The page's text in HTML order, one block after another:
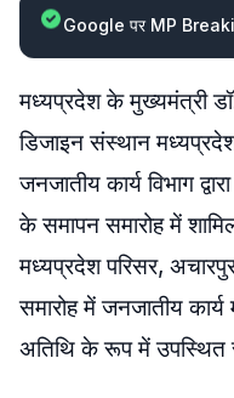
Google पर MP
मध्यप्रदेश के मुख्यमंत्री
डिजाइन संस्थान
जनजातीय कार्य विभाग
के समापन समारोह में
मध्यप्रदेश परिसर,
समारोह में जनजातीय
अतिथि के रूप में उपस्थित